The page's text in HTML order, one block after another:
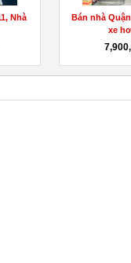
Nhà
Bán nhà
xe